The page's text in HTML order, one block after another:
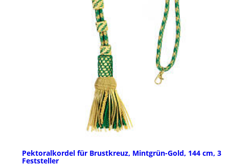
Pektoralkordel für Brustkreuz, Mintgrün-Gold, 144 cm, 3
Feststeller